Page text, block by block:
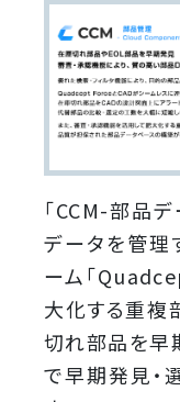
「CCM-部品
データを管理
ーム「
大化する重複
切れ部品を早
で早期発見・